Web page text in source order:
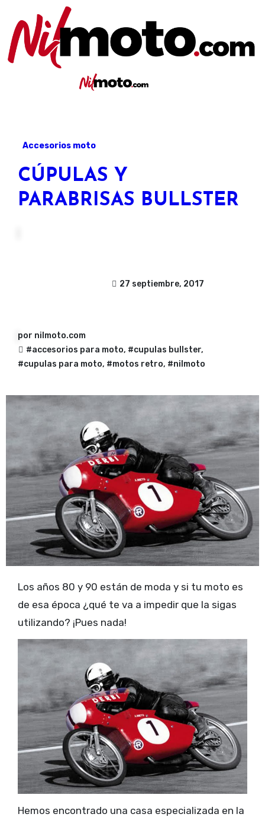
Nilmoto.com
Artículos sobre repuestos y accesorios para moto
Accesorios moto
CÚPULAS Y
PARABRISAS BULLSTER
por nilmoto.com
27 septiembre, 2017
#accesorios para moto, #cupulas bullster,
#cupulas para moto, #motos retro, #nilmoto
Los años 80 y 90 están de moda y si tu moto es
de esa época ¿qué te va a impedir que la sigas
utilizando? ¡Pues nada!
Hemos encontrado una casa especializada en la